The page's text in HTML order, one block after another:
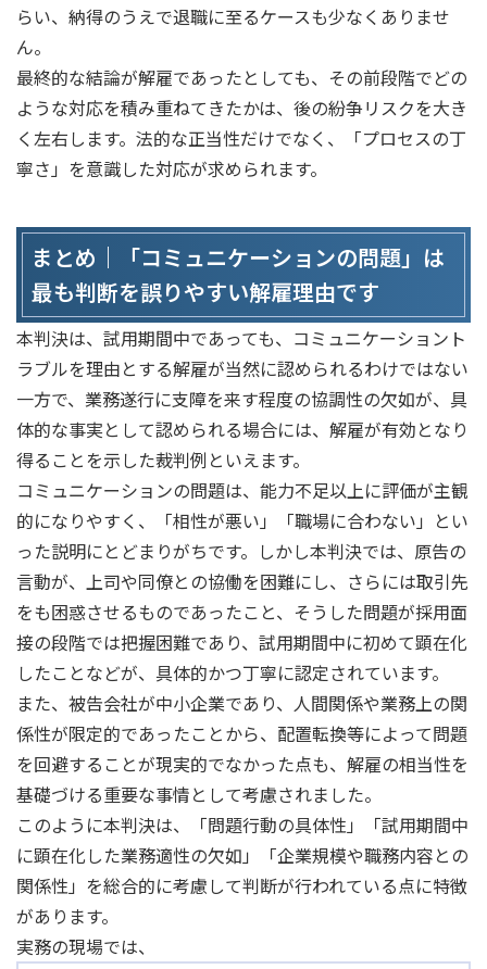
らい、納得のうえで退職に至るケースも少なくありませ
ん。
最終的な結論が解雇であったとしても、その前段階でどの
ような対応を積み重ねてきたかは、後の紛争リスクを大き
く左右します。法的な正当性だけでなく、「プロセスの丁
寧さ」を意識した対応が求められます。
まとめ｜「コミュニケーションの問題」は
最も判断を誤りやすい解雇理由です
本判決は、試用期間中であっても、コミュニケーショント
ラブルを理由とする解雇が当然に認められるわけではない
一方で、業務遂行に支障を来す程度の協調性の欠如が、具
体的な事実として認められる場合には、解雇が有効となり
得ることを示した裁判例といえます。
コミュニケーションの問題は、能力不足以上に評価が主観
的になりやすく、「相性が悪い」「職場に合わない」とい
った説明にとどまりがちです。しかし本判決では、原告の
言動が、上司や同僚との協働を困難にし、さらには取引先
をも困惑させるものであったこと、そうした問題が採用面
接の段階では把握困難であり、試用期間中に初めて顕在化
したことなどが、具体的かつ丁寧に認定されています。
また、被告会社が中小企業であり、人間関係や業務上の関
係性が限定的であったことから、配置転換等によって問題
を回避することが現実的でなかった点も、解雇の相当性を
基礎づける重要な事情として考慮されました。
このように本判決は、「問題行動の具体性」「試用期間中
に顕在化した業務適性の欠如」「企業規模や職務内容との
関係性」を総合的に考慮して判断が行われている点に特徴
があります。
実務の現場では、